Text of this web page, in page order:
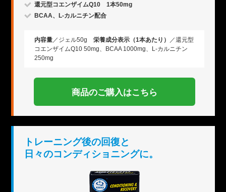
還元型コエンザイムQ10 1本50mg
BCAA、L-カルニチン配合
内容量／ジェル50g 栄養成分表示（1本あたり）
／還元型
コエンザイムQ10 50mg、BCAA 1000mg、L-カルニチン
250mg
商品のご購入はこちら
トレーニング後の回復と
日々のコンディショニングに。